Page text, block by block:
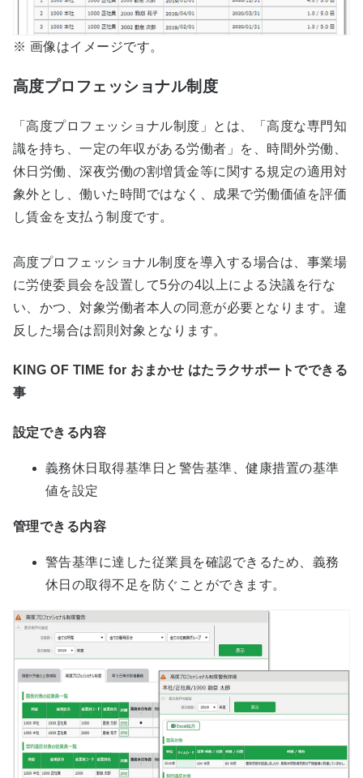
※ 画像はイメージです。
高度プロフェッショナル制度
「高度プロフェッショナル制度」とは、「高度な専門知
識を持ち、一定の年収がある労働者」を、時間外労働、
休日労働、深夜労働の割増賃金等に関する規定の適用対
象外とし、働いた時間ではなく、成果で労働価値を評価
し賃金を支払う制度です。
高度プロフェッショナル制度を導入する場合は、事業場
に労使委員会を設置して5分の4以上による決議を行な
い、かつ、対象労働者本人の同意が必要となります。違
反した場合は罰則対象となります。
KING OF TIME for おまかせ はたラクサポートでできる
事
設定できる内容
義務休日取得基準日と警告基準、健康措置の基準
値を設定
管理できる内容
警告基準に達した従業員を確認できるため、義務
休日の取得不足を防ぐことができます。